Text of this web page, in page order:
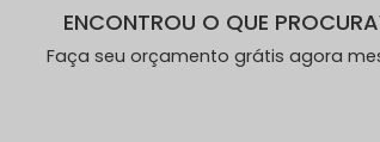
ENCONTROU O QUE
Faça seu orçamento grátis agora